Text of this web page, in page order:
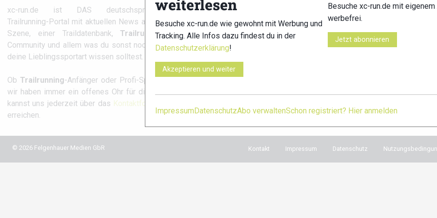
xc-run.de ist DAS deutschsprachige
Trailrunning-Portal mit aktuellen News aus der
Szene, einer Traildatenbank, Trailrunning-
Community und allem was du sonst noch über
deine Lieblingssportart wissen solltest.
Ob Trailrunning-Anfänger oder Profi-Sportler,
wir haben immer ein offenes Ohr für dich! Du
kannst uns jederzeit über das Kontaktformular
erreichen.
Partner
xc-run.de in den sozialen Netzwerken
facebook
xc-run.de
Du willst immer auf
Dann melde dich für
Während der
regelmäßig die
© 2026 Felgenhauer Medien GbR Kontakt Impressum Datenschutz
weiterlesen
Besuche xc-run.de wie gewohnt mit Werbung und
Tracking. Alle Infos dazu findest du in der
Datenschutzerklärung!
Akzeptieren und weiter
Besuche xc-run.de mit
werbefrei.
Jetzt abonnieren
ImpressumDatenschutzAbo verwaltenSchon registriert? Hier anmelden